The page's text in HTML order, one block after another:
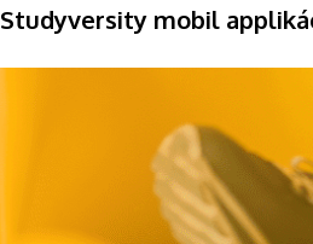
Studyversity mobil